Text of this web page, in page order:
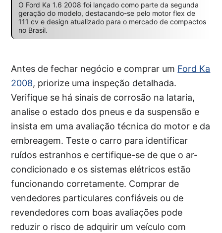
O Ford Ka 1.6 2008 foi lançado como parte da segunda
geração do modelo, destacando-se pelo motor flex de
111 cv e design atualizado para o mercado de compactos
no Brasil.
Antes de fechar negócio e comprar um Ford Ka
2008, priorize uma inspeção detalhada.
Verifique se há sinais de corrosão na lataria,
analise o estado dos pneus e da suspensão e
insista em uma avaliação técnica do motor e da
embreagem. Teste o carro para identificar
ruídos estranhos e certifique-se de que o ar-
condicionado e os sistemas elétricos estão
funcionando corretamente. Comprar de
vendedores particulares confiáveis ou de
revendedores com boas avaliações pode
reduzir o risco de adquirir um veículo com